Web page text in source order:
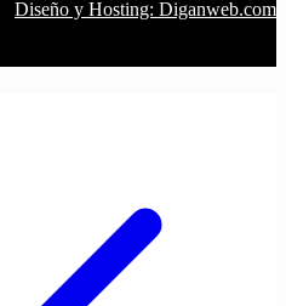
Diseño y Hosting: Diganweb.com